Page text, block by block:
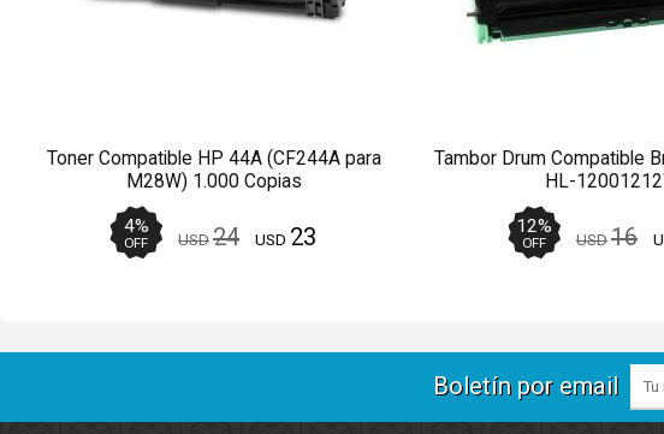
Toner Compatible HP 44A (CF244A para
M28W) 1.000 Copias
4%
OFF USD24 USD 23
Tambor Drum Compatible
HL-
12%
OFF USD16
Boletín por email